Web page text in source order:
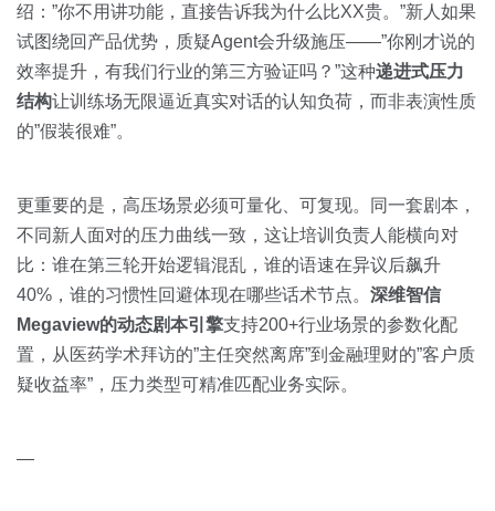
绍：”你不用讲功能，直接告诉我为什么比XX贵。”新人如果
试图绕回产品优势，质疑Agent会升级施压——”你刚才说的
效率提升，有我们行业的第三方验证吗？”这种递进式压力
结构让训练场无限逼近真实对话的认知负荷，而非表演性质
的”假装很难”。
更重要的是，高压场景必须可量化、可复现。同一套剧本，
不同新人面对的压力曲线一致，这让培训负责人能横向对
比：谁在第三轮开始逻辑混乱，谁的语速在异议后飙升
40%，谁的习惯性回避体现在哪些话术节点。 深维智信
Megaview的动态剧本引擎支持200+行业场景的参数化配
置，从医药学术拜访的”主任突然离席”到金融理财的”客户质
疑收益率”，压力类型可精准匹配业务实际。
—